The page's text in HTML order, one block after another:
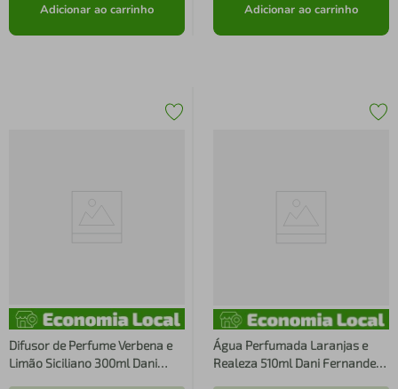
Adicionar ao carrinho Adicionar ao carrinho
Difusor de Perfume Verbena e
Limão Siciliano 300ml Dani
Água Perfumada Laranjas e
Realeza 510ml Dani Fernandes